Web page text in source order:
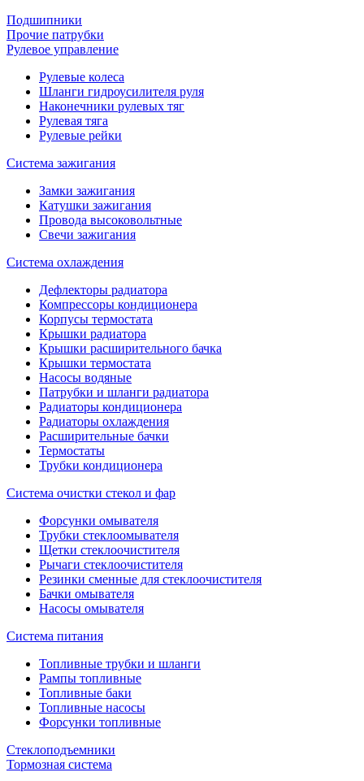
Подшипники
Прочие патрубки
Рулевое управление
Рулевые колеса
Шланги гидроусилителя руля
Наконечники рулевых тяг
Рулевая тяга
Рулевые рейки
Система зажигания
Замки зажигания
Катушки зажигания
Провода высоковольтные
Свечи зажигания
Система охлаждения
Дефлекторы радиатора
Компрессоры кондиционера
Корпусы термостата
Крышки радиатора
Крышки расширительного бачка
Крышки термостата
Насосы водяные
Патрубки и шланги радиатора
Радиаторы кондиционера
Радиаторы охлаждения
Расширительные бачки
Термостаты
Трубки кондиционера
Система очистки стекол и фар
Форсунки омывателя
Трубки стеклоомывателя
Щетки стеклоочистителя
Рычаги стеклоочистителя
Резинки сменные для стеклоочистителя
Бачки омывателя
Насосы омывателя
Система питания
Топливные трубки и шланги
Рампы топливные
Топливные баки
Топливные насосы
Форсунки топливные
Стеклоподъемники
Тормозная система